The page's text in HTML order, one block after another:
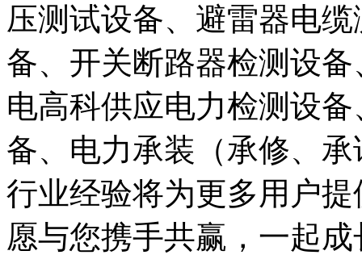
压测试设备、避雷器电
备、开关断路器检测设
电高科供应电力检测设
备、电力承装（承修、
行业经验将为更多用户
愿与您携手共赢，一起成